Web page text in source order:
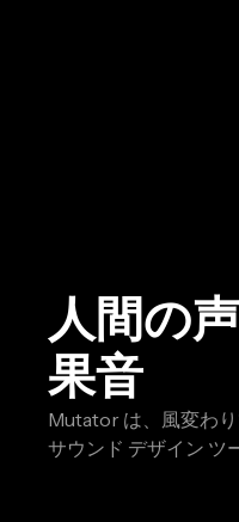
人間の
果音
Mutator は、風変わ
サウンド デザイン ツ